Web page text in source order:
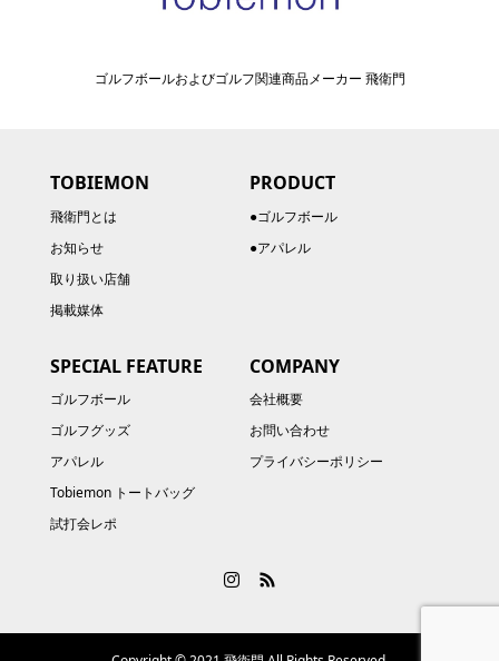
ゴルフボールおよびゴルフ関連商品メーカー 飛衛門
TOBIEMON
飛衛門とは
お知らせ
取り扱い店舗
掲載媒体
PRODUCT
●ゴルフボール
●アパレル
SPECIAL FEATURE
ゴルフボール
ゴルフグッズ
アパレル
Tobiemon トートバッグ
試打会レポ
COMPANY
会社概要
お問い合わせ
プライバシーポリシー